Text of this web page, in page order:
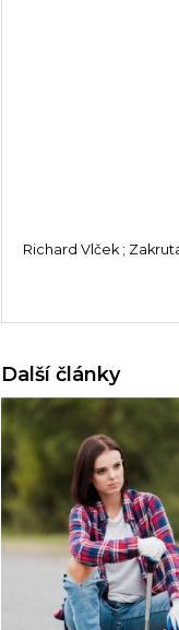
Richard Vlček ;
Další články